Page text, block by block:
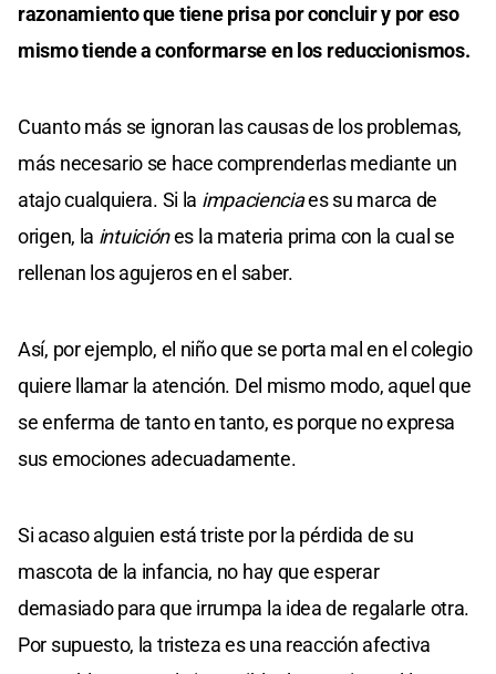
razonamiento que tiene prisa por concluir y por eso
mismo tiende a conformarse en los reduccionismos.
Cuanto más se ignoran las causas de los problemas,
más necesario se hace comprenderlas mediante un
atajo cualquiera. Si la impacienciaes su marca de
origen, la intuiciónes la materia prima con la cual se
rellenan los agujeros en el saber.
Así, por ejemplo, el niño que se porta mal en el colegio
quiere llamar la atención. Del mismo modo, aquel que
se enferma de tanto en tanto, es porque no expresa
sus emociones adecuadamente.
Si acaso alguien está triste por la pérdida de su
mascota de la infancia, no hay que esperar
demasiado para que irrumpa la idea de regalarle otra.
Por supuesto, la tristeza es una reacción afectiva